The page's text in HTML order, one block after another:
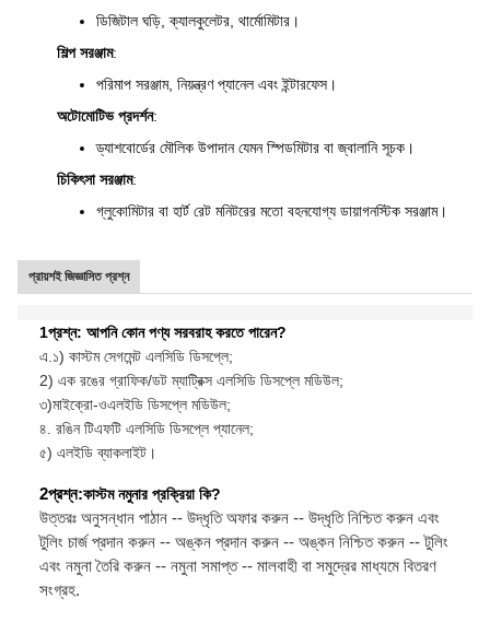
ডিজিটাল ঘড়ি, ক্যালকুলেটর, থার্মোমিটার।
শিল্প সরঞ্জাম:
পরিমাপ সরঞ্জাম, নিয়ন্ত্রণ প্যানেল এবং ইন্টারফেস।
অটোমোটিভ প্রদর্শন:
ড্যাশবোর্ডের মৌলিক উপাদান যেমন স্পিডমিটার বা জ্বালানি সূচক।
চিকিৎসা সরঞ্জাম:
গ্লুকোমিটার বা হার্ট রেট মনিটরের মতো বহনযোগ্য ডায়াগনস্টিক সরঞ্জাম।
প্রায়শই জিজ্ঞাসিত প্রশ্ন
1প্রশ্ন: আপনি কোন পণ্য সরবরাহ করতে পারেন?
এ.১) কাস্টম সেগমেন্ট এলসিডি ডিসপ্লে;
2) এক রঙের গ্রাফিক/ডট ম্যাট্রিক্স এলসিডি ডিসপ্লে মডিউল;
৩)মাইক্রো-ওএলইডি ডিসপ্লে মডিউল;
৪. রঙিন টিএফটি এলসিডি ডিসপ্লে প্যানেল;
৫) এলইডি ব্যাকলাইট।
2প্রশ্ন:কাস্টম নমুনার প্রক্রিয়া কি?
উত্তরঃ অনুসন্ধান পাঠান -- উদ্ধৃতি অফার করুন -- উদ্ধৃতি নিশ্চিত করুন এবং
টুলিং চার্জ প্রদান করুন -- অঙ্কন প্রদান করুন -- অঙ্কন নিশ্চিত করুন -- টুলিং
এবং নমুনা তৈরি করুন -- নমুনা সমাপ্ত -- মালবাহী বা সমুদ্রের মাধ্যমে বিতরণ
সংগ্রহ.